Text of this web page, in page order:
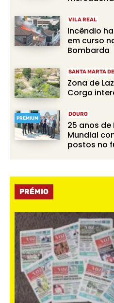
VILA REAL
Incêndio
em curso
Bombarda
SANTA MARTA
Zona de
Corgo
PREMIUM
DOURO
25 anos
Mundial
postos no
PRÉMIO